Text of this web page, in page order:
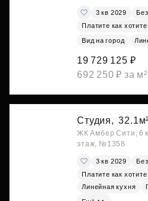
3 кв 2029
Платите как хотите
Вид на город
19 729 125 ₽
692 250 ₽ за м²
Студия, 32.1м²
ЖК Амбер Сити, 6
этаж, №1358
3 кв 2029
Платите как хотите
Линейная кухня